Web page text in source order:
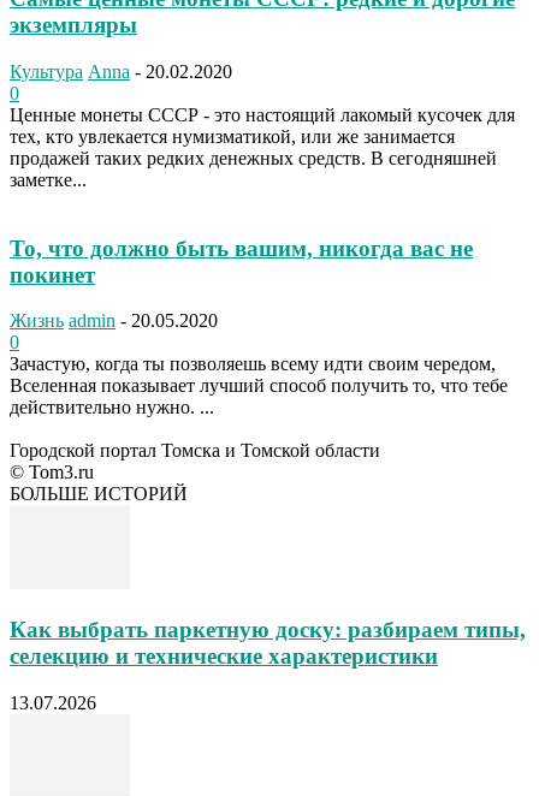
экземпляры
Культура Anna - 20.02.2020
0
Ценные монеты СССР - это настоящий лакомый кусочек для
тех, кто увлекается нумизматикой, или же занимается
продажей таких редких денежных средств. В сегодняшней
заметке...
То, что должно быть вашим, никогда вас не
покинет
Жизнь admin - 20.05.2020
0
Зачастую, когда ты позволяешь всему идти своим чередом,
Вселенная показывает лучший способ получить то, что тебе
действительно нужно. ...
Городской портал Томска и Томской области
© Tom3.ru
БОЛЬШЕ ИСТОРИЙ
Как выбрать паркетную доску: разбираем типы,
селекцию и технические характеристики
13.07.2026